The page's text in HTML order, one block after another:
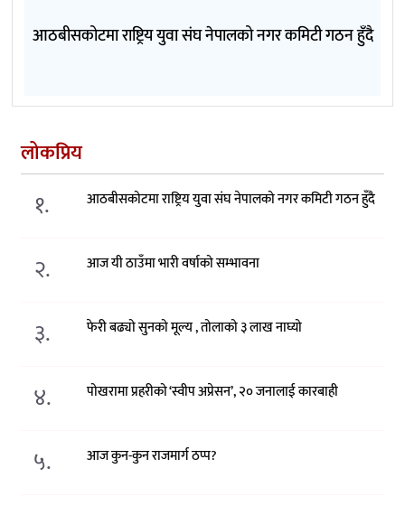
आठबीसकोटमा राष्ट्रिय युवा संघ नेपालको नगर कमिटी गठन हुँदै
लोकप्रिय
१. आठबीसकोटमा राष्ट्रिय युवा संघ नेपालको नगर कमिटी गठन हुँदै
२. आज यी ठाउँमा भारी वर्षाको सम्भावना
३. फेरी बढ्यो सुनको मूल्य , तोलाको ३ लाख नाघ्यो
४. पोखरामा प्रहरीको ‘स्वीप अप्रेसन’, २० जनालाई कारबाही
५. आज कुन-कुन राजमार्ग ठप्प?